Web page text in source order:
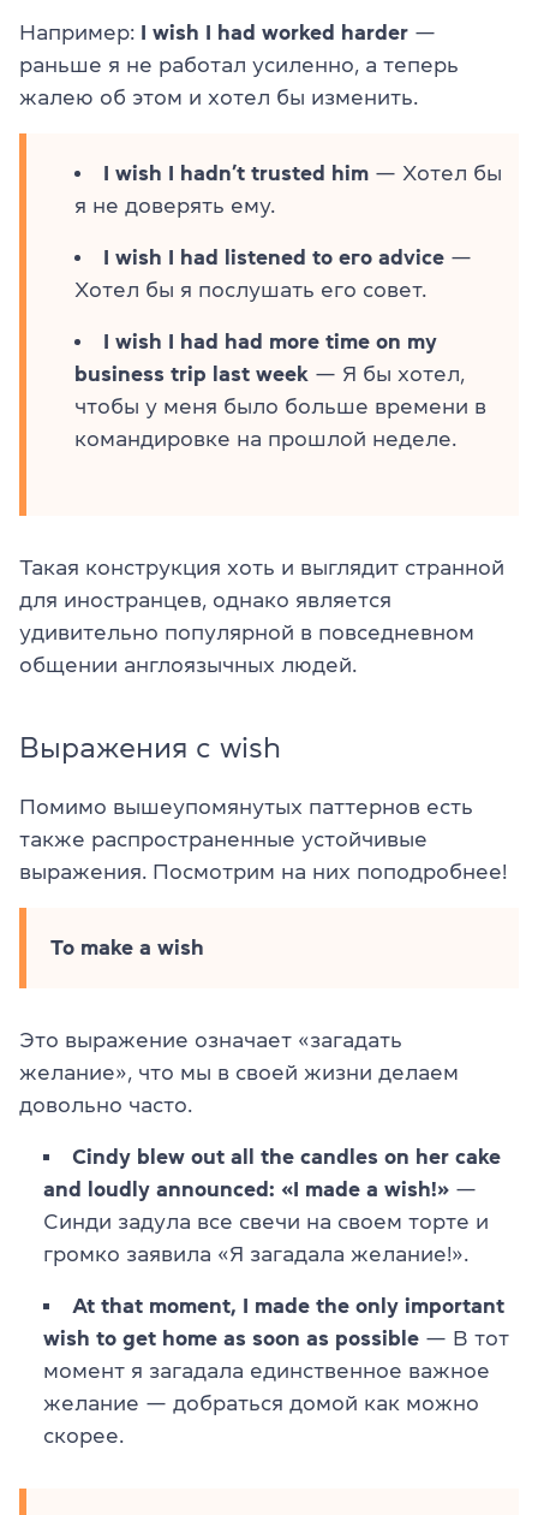
Например: I wish I had worked harder —
раньше я не работал усиленно, а теперь
жалею об этом и хотел бы изменить.
I wish I hadn’t trusted him — Хотел бы
я не доверять ему.
I wish I had listened to его advice —
Хотел бы я послушать его совет.
I wish I had had more time on my
business trip last week — Я бы хотел,
чтобы у меня было больше времени в
командировке на прошлой неделе.
Такая конструкция хоть и выглядит странной
для иностранцев, однако является
удивительно популярной в повседневном
общении англоязычных людей.
Выражения с wish
Помимо вышеупомянутых паттернов есть
также распространенные устойчивые
выражения. Посмотрим на них поподробнее!
To make a wish
Это выражение означает «загадать
желание», что мы в своей жизни делаем
довольно часто.
Cindy blew out all the candles on her cake
and loudly announced: «I made a wish!» —
Синди задула все свечи на своем торте и
громко заявила «Я загадала желание!».
At that moment, I made the only important
wish to get home as soon as possible — В тот
момент я загадала единственное важное
желание — добраться домой как можно
скорее.